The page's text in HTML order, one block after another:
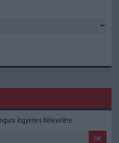
ingyenes hírlevelére
OK